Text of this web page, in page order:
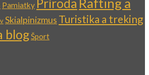
Pamiatky Príroda
Skialpinizmus Turistika a treking
blogŠport